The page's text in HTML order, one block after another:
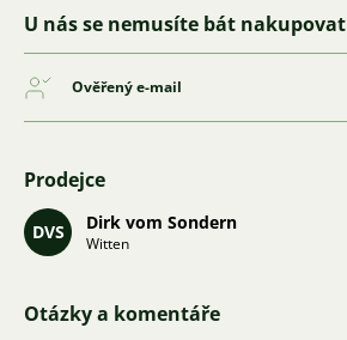
U nás se nemusíte bát nakupovat
Ověřený e-mail
Prodejce
DVS Dirk vom Sondern
Witten
Otázky a komentáře